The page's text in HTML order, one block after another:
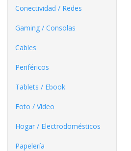
Conectividad / Redes
Gaming / Consolas
Cables
Periféricos
Tablets / Ebook
Foto / Video
Hogar / Electrodomésticos
Papelería